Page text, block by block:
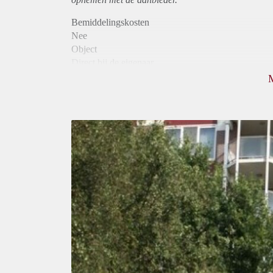
Bemiddelingskosten
Nee
Object
Huurtoeslag
Niet mogelijk
Inkomen eis
3,0 X Maandhuur Bruto
Huurtermijn
Onbepaalde termijn
Oplevering
Kaal